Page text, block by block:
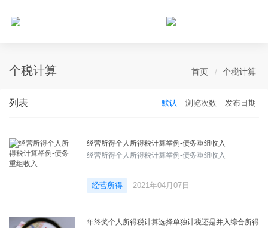
个税计算 首页 个税计算
列表 默认 浏览次数 发布日期
经营所得个人所得税计算举例-债务重组收入
经营所得个人所得税计算举例-债务重组收入
经营所得 2021年04月07日
年终奖个人所得税计算选择单独计税还是并入综合所得